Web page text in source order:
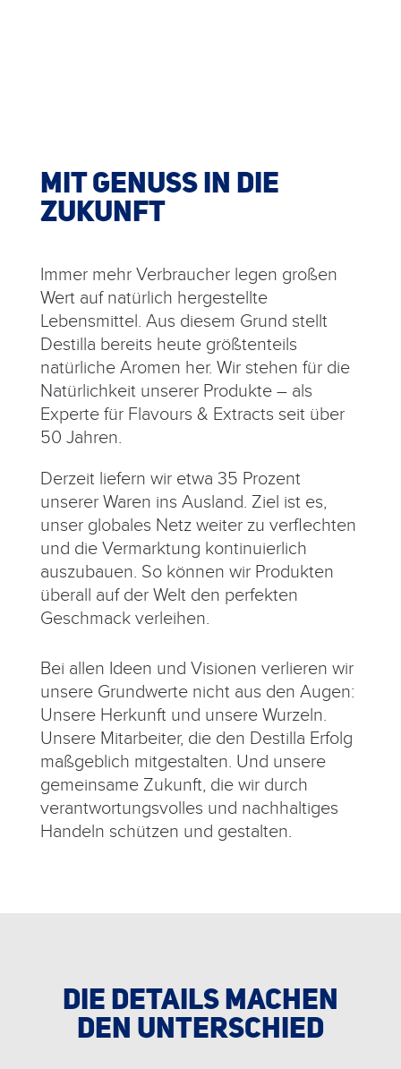
MIT GENUSS IN DIE
ZUKUNFT
Immer mehr Verbraucher legen großen
Wert auf natürlich hergestellte
Lebensmittel. Aus diesem Grund stellt
Destilla bereits heute größtenteils
natürliche Aromen her. Wir stehen für die
Natürlichkeit unserer Produkte – als
Experte für Flavours & Extracts seit über
50 Jahren.
Derzeit liefern wir etwa 35 Prozent
unserer Waren ins Ausland. Ziel ist es,
unser globales Netz weiter zu verflechten
und die Vermarktung kontinuierlich
auszubauen. So können wir Produkten
überall auf der Welt den perfekten
Geschmack verleihen.
Bei allen Ideen und Visionen verlieren wir
unsere Grundwerte nicht aus den Augen:
Unsere Herkunft und unsere Wurzeln.
Unsere Mitarbeiter, die den Destilla Erfolg
maßgeblich mitgestalten. Und unsere
gemeinsame Zukunft, die wir durch
verantwortungsvolles und nachhaltiges
Handeln schützen und gestalten.
DIE DETAILS MACHEN
DEN UNTERSCHIED